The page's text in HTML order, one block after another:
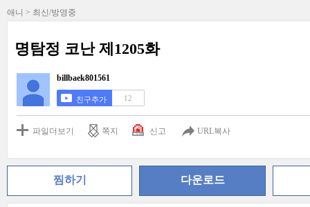
애니 > 최신/방영중
명탐정 코난 제1205화
billbaek801561
친구추가 12
파일더보기 쪽지 신고 URL복사
찜하기 다운로드